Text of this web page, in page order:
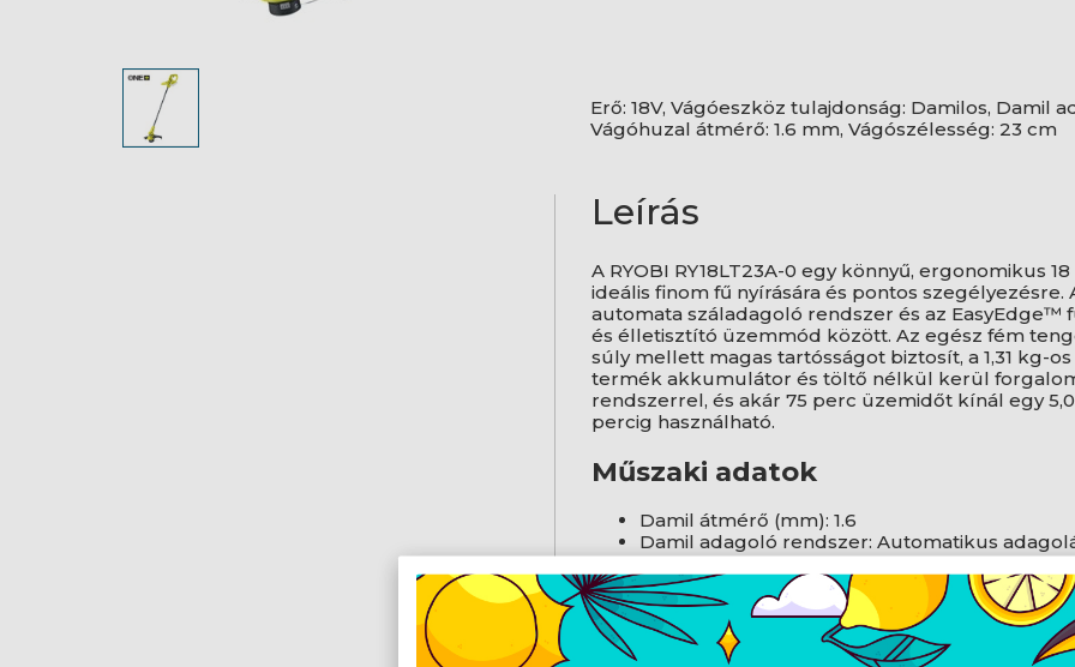
Erő: 18V, Vágóeszköz tulajdonság: Damilos, Damil
Vágóhuzal átmérő: 1.6 mm, Vágószélesség: 23 cm
Leírás
A RYOBI RY18LT23A-0 egy könnyű, ergonomikus
ideális finom fű nyírására és pontos szegélyezésre.
automata száladagoló rendszer és az EasyEdge™
és élletisztító üzemmód között. Az egész fém
súly mellett magas tartósságot biztosít, a 1,31 kg-
termék akkumulátor és töltő nélkül kerül
rendszerrel, és akár 75 perc üzemidőt kínál egy
percig használható.
Műszaki adatok
Damil átmérő (mm): 1.6
Damil adagoló rendszer: Automatikus
Erő: 18V
Töltővel együtt: Nem